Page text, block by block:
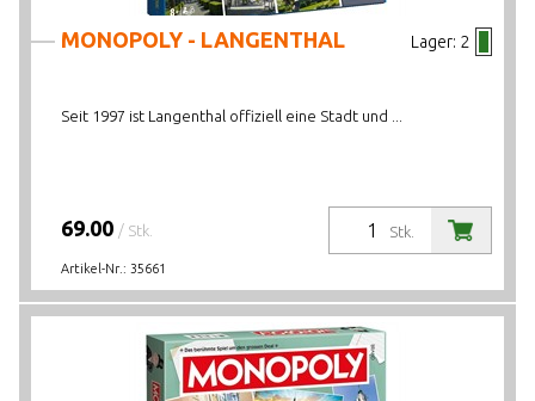
Lager: 2
MONOPOLY - LANGENTHAL
Seit 1997 ist Langenthal offiziell eine Stadt und ...
Stk.
69.00 / Stk.
Artikel-Nr.: 35661